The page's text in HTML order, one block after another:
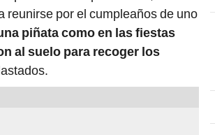
reunirse por el cumpleaños de uno
piñata como en las fiestas
al suelo para recoger los